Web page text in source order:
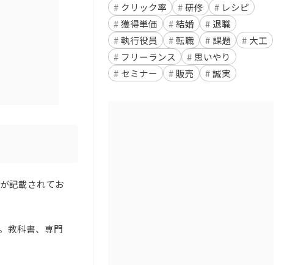
記載されてお
教科書、専門
クリック率 研修
レシピ
獲得単価
結婚
退職
執行役員
転職 課題
大工
フリーランス
思いやり
セミナー
販売 誠実